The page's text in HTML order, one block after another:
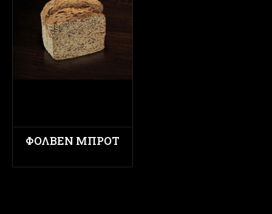
ΦΟΛΒΕΝ ΜΠΡΟΤ